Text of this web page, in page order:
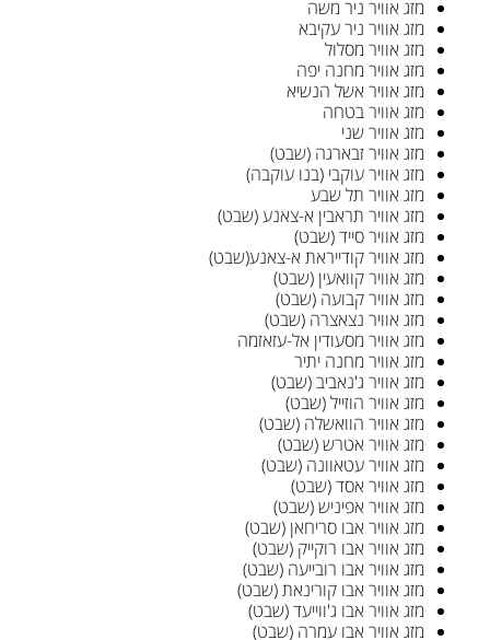
מזג אוויר ניר משה
מזג אוויר ניר עקיבא
מזג אוויר מסלול
מזג אוויר מחנה יפה
מזג אוויר אשל הנשיא
מזג אוויר בטחה
מזג אוויר שני
מזג אוויר זבארגה (שבט)
מזג אוויר עוקבי (בנו עוקבה)
מזג אוויר תל שבע
מזג אוויר תראבין א-צאנע (שבט)
מזג אוויר סייד (שבט)
מזג אוויר קודייראת א-צאנע(שבט)
מזג אוויר קוואעין (שבט)
מזג אוויר קבועה (שבט)
מזג אוויר נצאצרה (שבט)
מזג אוויר מסעודין אל-עזאזמה
מזג אוויר מחנה יתיר
מזג אוויר ג'נאביב (שבט)
מזג אוויר הוזייל (שבט)
מזג אוויר הוואשלה (שבט)
מזג אוויר אטרש (שבט)
מזג אוויר עטאוונה (שבט)
מזג אוויר אסד (שבט)
מזג אוויר אפיניש (שבט)
מזג אוויר אבו סריחאן (שבט)
מזג אוויר אבו רוקייק (שבט)
מזג אוויר אבו רובייעה (שבט)
מזג אוויר אבו קורינאת (שבט)
מזג אוויר אבו ג'ווייעד (שבט)
מזג אוויר אבו עמרה (שבט)